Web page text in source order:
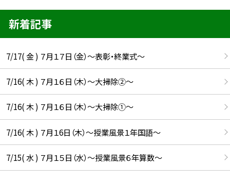
新着記事
7/17( 金 ) ７月１７日（金）～表彰・終業式～
7/16( 木 ) ７月１６日（木）～大掃除②～
7/16( 木 ) ７月１６日（木）～大掃除①～
7/16( 木 ) ７月１6日（木）～授業風景１年国語～
7/15( 水 ) ７月１５日（水）～授業風景６年算数～